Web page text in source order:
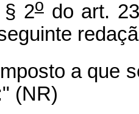
2odo art.
a que
(NR)